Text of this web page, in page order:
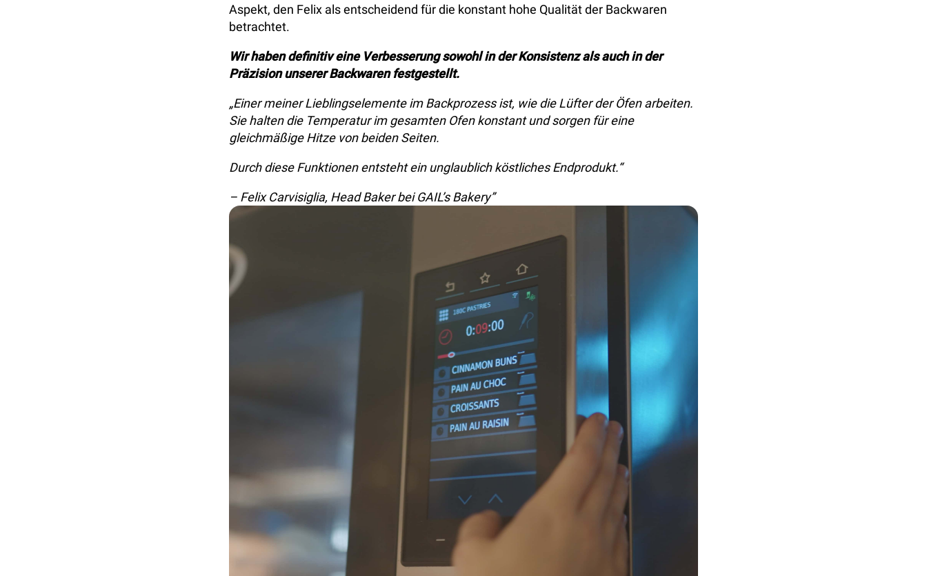
Aspekt, den Felix als entscheidend für die konstant hohe Qualität der Backwaren
betrachtet.
Wir haben definitiv eine Verbesserung sowohl in der Konsistenz als auch in der
Präzision unserer Backwaren festgestellt.
„Einer meiner Lieblingselemente im Backprozess ist, wie die Lüfter der Öfen arbeiten.
Sie halten die Temperatur im gesamten Ofen konstant und sorgen für eine
gleichmäßige Hitze von beiden Seiten.
Durch diese Funktionen entsteht ein unglaublich köstliches Endprodukt.“
– Felix Carvisiglia, Head Baker bei GAIL’s Bakery”